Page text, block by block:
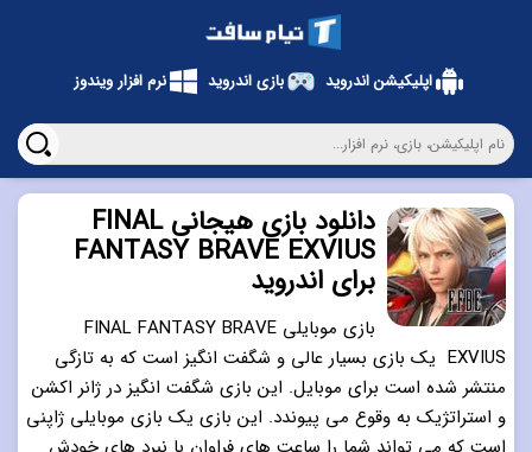
دانلود بازی هیجانی FINAL
FANTASY BRAVE EXVIUS
برای اندروید
بازی موبایلی FINAL FANTASY BRAVE
EXVIUS یک بازی بسیار عالی و شگفت انگیز است که به تازگی
منتشر شده است برای موبایل. این بازی شگفت انگیز در ژانر اکشن
و استراتژیک به وقوع می پیوندد. این بازی یک بازی موبایلی ژاپنی
اپلیکیشن اندروید بازی اندروید نرم افزار ویندوز